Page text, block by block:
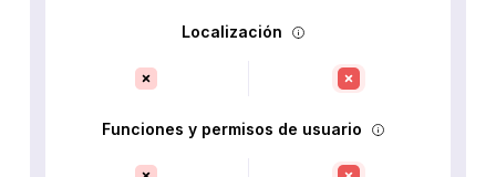
Localización
Funciones y permisos de usuario